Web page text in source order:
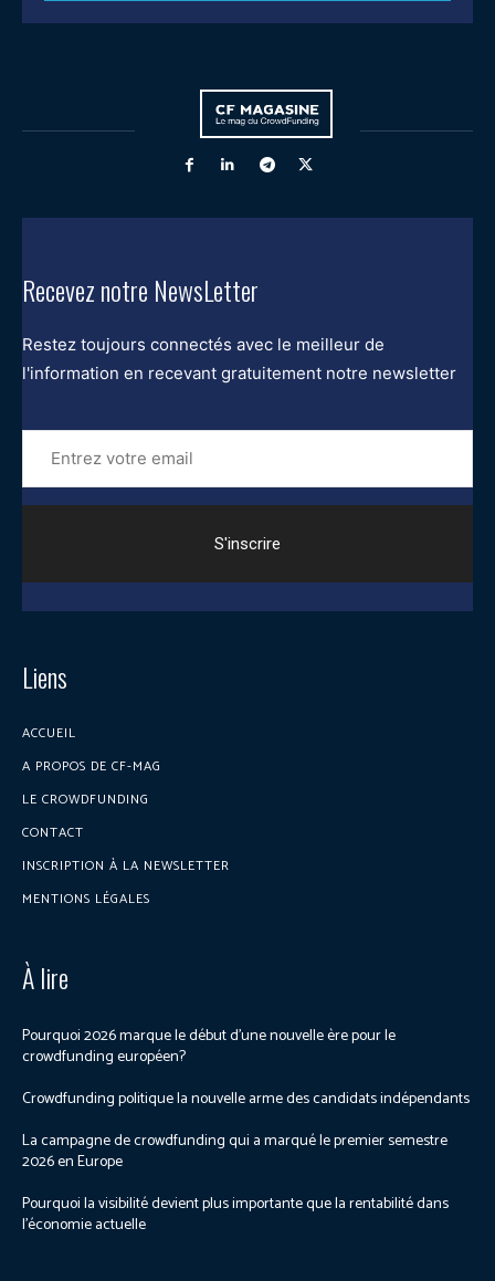
Recevez notre NewsLetter
Restez toujours connectés avec le meilleur de
l'information en recevant gratuitement notre newsletter
Entrez
votre
email
Liens
ACCUEIL
A PROPOS DE CF-MAG
LE CROWDFUNDING
CONTACT
INSCRIPTION À LA NEWSLETTER
MENTIONS LÉGALES
À lire
Pourquoi 2026 marque le début d’une nouvelle ère pour le
crowdfunding européen?
Crowdfunding politique la nouvelle arme des candidats indépendants
La campagne de crowdfunding qui a marqué le premier semestre
2026 en Europe
Pourquoi la visibilité devient plus importante que la rentabilité dans
l’économie actuelle